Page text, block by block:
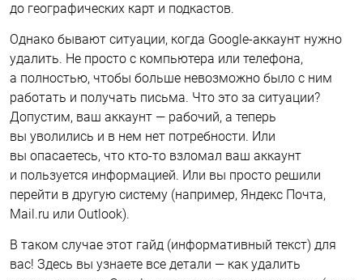
до географических карт и подкастов.
Однако бывают ситуации, когда Google-аккаунт нужно
удалить. Не просто с компьютера или телефона,
а полностью, чтобы больше невозможно было с ним
работать и получать письма. Что это за ситуации?
Допустим, ваш аккаунт — рабочий, а теперь
вы уволились и в нем нет потребности. Или
вы опасаетесь, что кто-то взломал ваш аккаунт
и пользуется информацией. Или вы просто решили
перейти в другую систему (например, Яндекс Почта,
Мail.ru или Outlook).
В таком случае этот гайд (информативный текст) для
вас! Здесь вы узнаете все детали — как удалить